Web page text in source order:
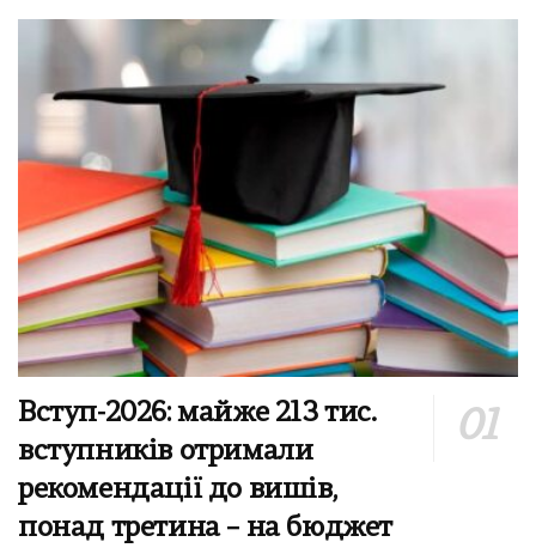
Вступ-2026: майже 213 тис.
вступників отримали
рекомендації до вишів,
понад третина – на бюджет